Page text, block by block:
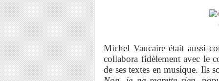
Michel Vaucaire était aussi
collabora fidèlement avec le
de ses textes en musique. Ils